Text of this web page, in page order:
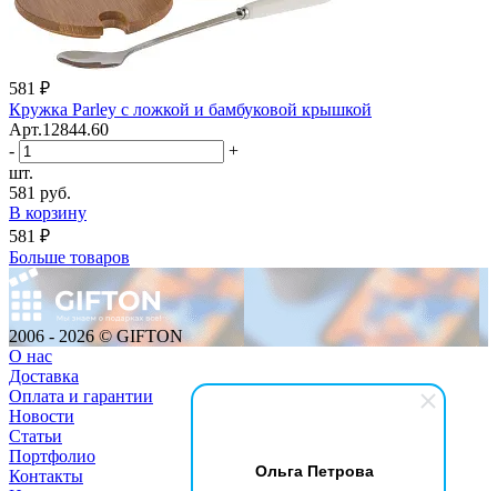
Ольга Петрова
581 ₽
Кружка Parley с ложкой и бамбуковой крышкой
Арт.12844.60
-
+
шт.
581 руб.
В корзину
581 ₽
Больше товаров
2006 - 2026 © GIFTON
О нас
Доставка
Оплата и гарантии
Новости
Статьи
Портфолио
Контакты